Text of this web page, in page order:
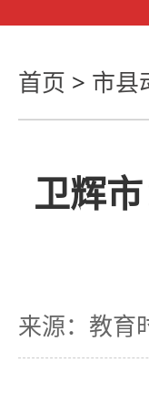
首页 > 市县
卫辉
来源：教育